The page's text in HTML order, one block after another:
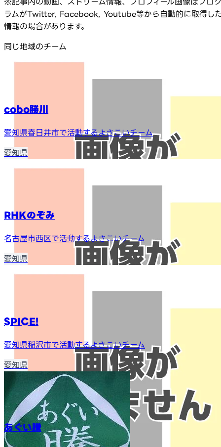
ラムがTwitter, Facebook, Youtube等から自動的に取得し
情報の場合があります。
同じ地域のチーム
cobo勝川
愛知県春日井市で活動するよさこいチーム
愛知県
RHKのぞみ
名古屋市西区で活動するよさこいチーム
愛知県
SPICE!
愛知県稲沢市で活動するよさこいチーム
愛知県
あぐい騰